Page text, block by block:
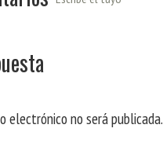
electrónico no será publicada.